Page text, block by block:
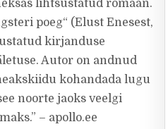
lihtsustatud romaan.
poeg“ (Elust Enesest,
kirjanduse
Autor on andnud
kohandada lugu
noorte jaoks veelgi
– apollo.ee